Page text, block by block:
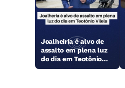
Joalheiria é alvo de
assalto em plena luz
do dia em Teotônio
Vilela